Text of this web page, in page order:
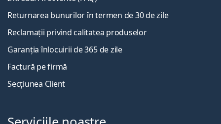
Returnarea bunurilor în termen de 30 de zile
Reclamații privind calitatea produselor
Garanția înlocuirii de 365 de zile
Factură pe firmă
Secțiunea Client